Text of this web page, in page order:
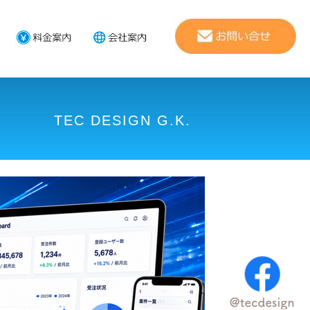
TEC DESIGN G.K.